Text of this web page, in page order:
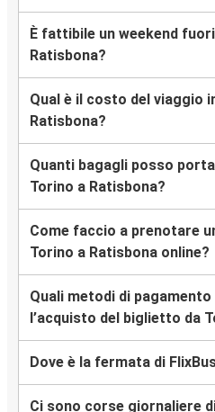
È fattibile un weekend
Ratisbona?
Qual è il costo del viaggio
Ratisbona?
Quanti bagagli posso
Torino a Ratisbona?
Come faccio a prenotare
Torino a Ratisbona online?
Quali metodi di
l’acquisto del biglietto da
Dove è la fermata di
Ci sono corse giornaliere